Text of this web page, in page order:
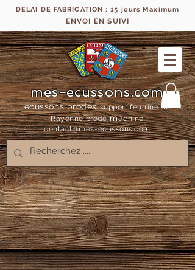
DELAI DE FABRICATION : 15 jours Maximum
ENVOI EN SUIVI
mes-ecussons.com
écussons brodés support feutrine, fil
Rayonne brodémachine
contact@mes-ecussons.com